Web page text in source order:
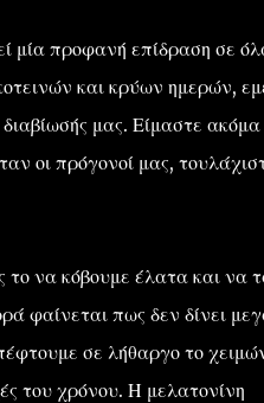
μία προφανή επίδραση σε
και κρύων ημερών,
μας. Είμαστε ακόμα
οι πρόγονοί μας,
το να κόβουμε έλατα και να
φαίνεται πως δεν δίνει
σε λήθαργο το
του χρόνου. Η μελατονίνη